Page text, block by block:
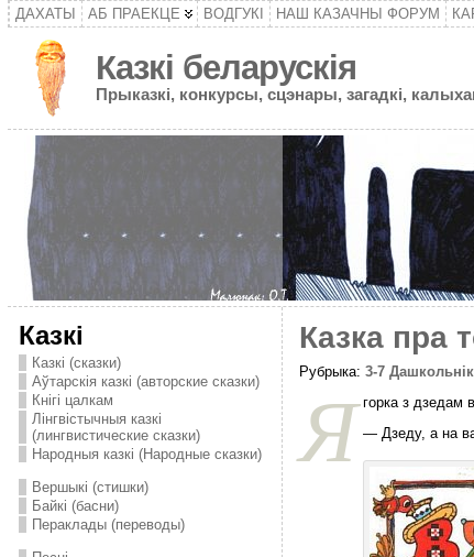
ДАХАТЫ АБ ПРАЕКЦЕ ВОДГУКІ НАШ КАЗАЧНЫ ФОРУМ
Казкі беларускія
Прыказкі, конкурсы, сцэнары, загадкі,
Казкі
Казкі (сказки)
Аўтарскія казкі (авторские сказки)
Кнігі цалкам
Лінгвістычныя казкі
(лингвистические сказки)
Народныя казкі (Народные сказки)
Вершыкі (стишки)
Байкі (басни)
Пераклады (переводы)
Казка пра
Рубрыка: 3-7
Я горка з дзедам
— Дзеду, а на